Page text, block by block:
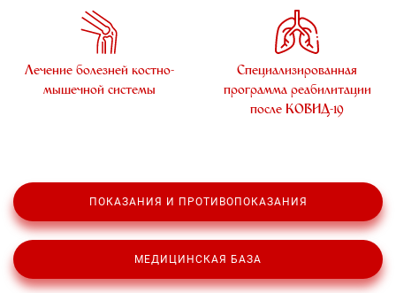
Лечение болезней костно-
мышечной системы
Специализированная
программа реабилитации
после КОВИД-19
ПОКАЗАНИЯ И ПРОТИВОПОКАЗАНИЯ
МЕДИЦИНСКАЯ БАЗА